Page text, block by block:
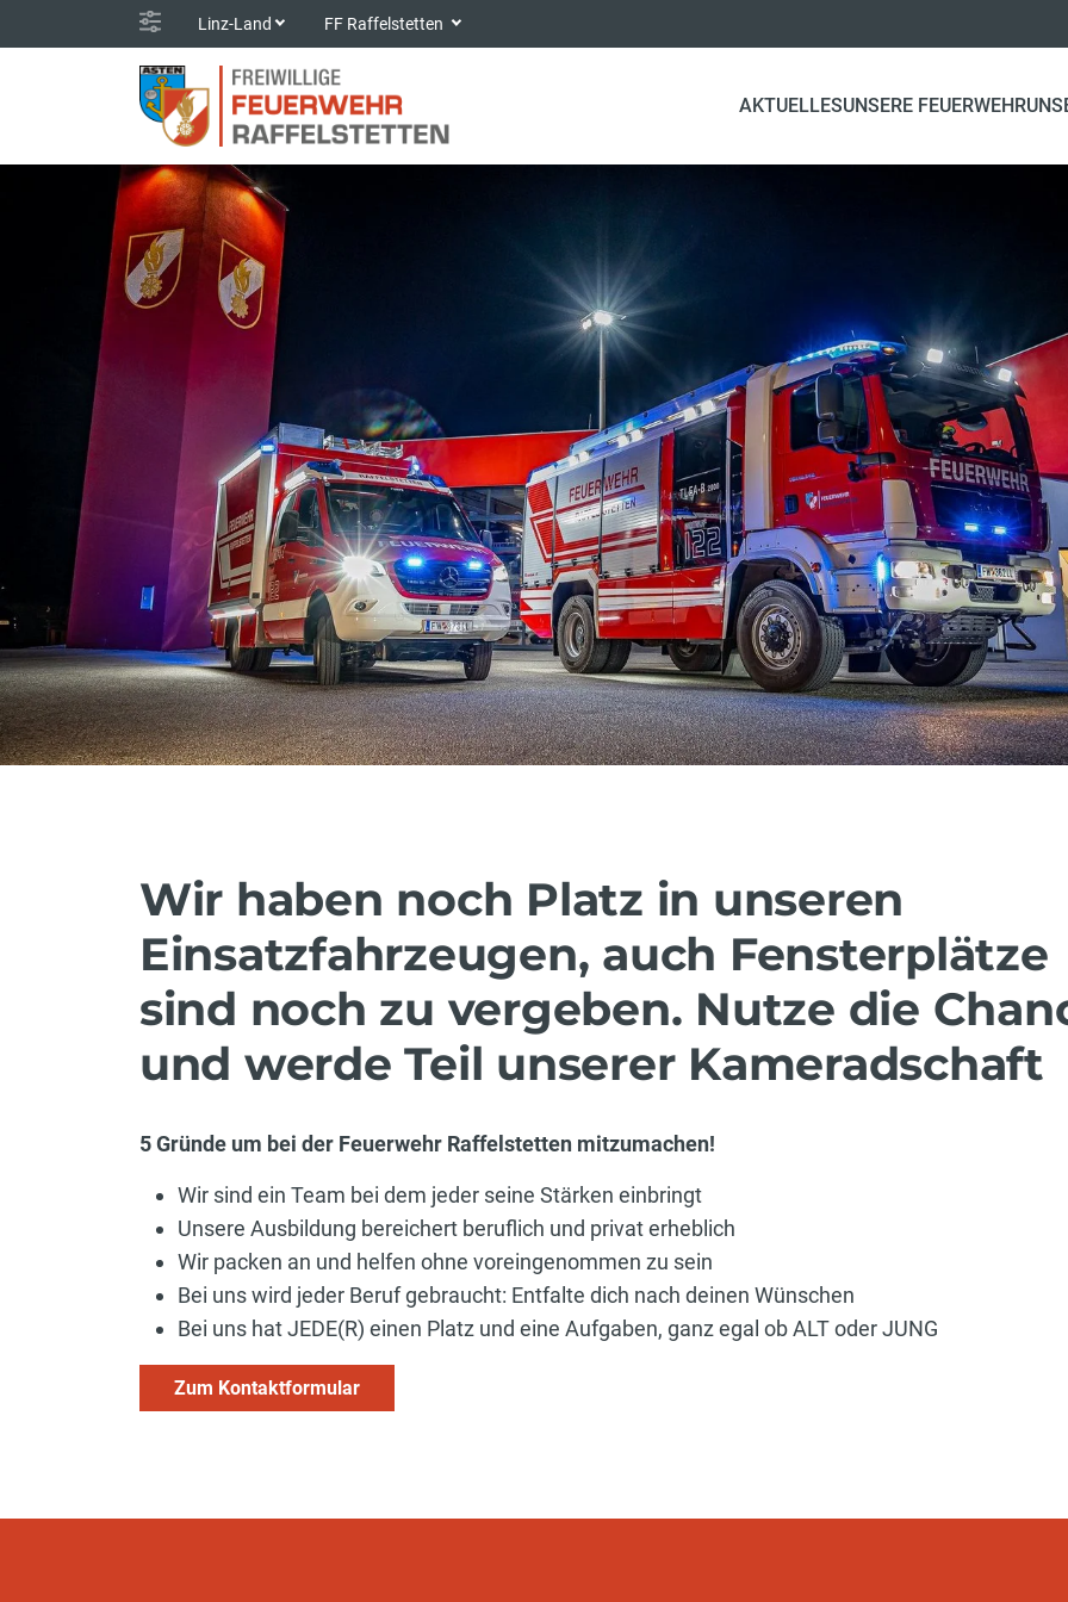
Linz-Land FF Raffelstetten
AKTUELLESUNSERE FEUERWEHR
Wir haben noch Platz in unseren
Einsatzfahrzeugen, auch Fensterplätze
sind noch zu vergeben. Nutze die
und werde Teil unserer Kameradschaft
5 Gründe um bei der Feuerwehr Raffelstetten mitzumachen!
Wir sind ein Team bei dem jeder seine Stärken einbringt
Unsere Ausbildung bereichert beruflich und privat erheblich
Wir packen an und helfen ohne voreingenommen zu sein
Bei uns wird jeder Beruf gebraucht: Entfalte dich nach deinen Wünschen
Bei uns hat JEDE(R) einen Platz und eine Aufgaben, ganz egal ob ALT oder JUNG
Zum Kontaktformular